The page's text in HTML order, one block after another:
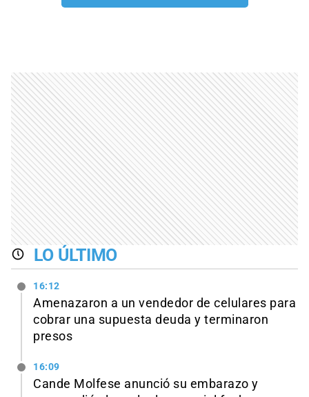
LO ÚLTIMO
16:12
Amenazaron a un vendedor de celulares para
cobrar una supuesta deuda y terminaron
presos
16:09
Cande Molfese anunció su embarazo y